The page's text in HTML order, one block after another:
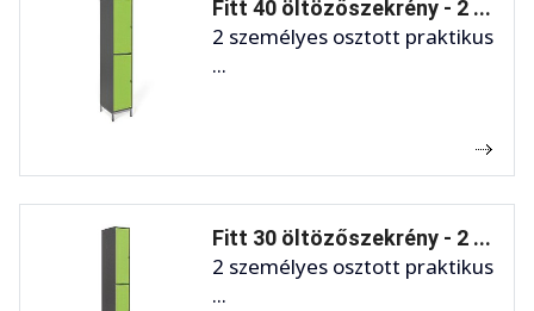
Fitt 40 öltözőszekrény - 2 ...
2 személyes osztott praktikus
...
Fitt 30 öltözőszekrény - 2 ...
2 személyes osztott praktikus
...